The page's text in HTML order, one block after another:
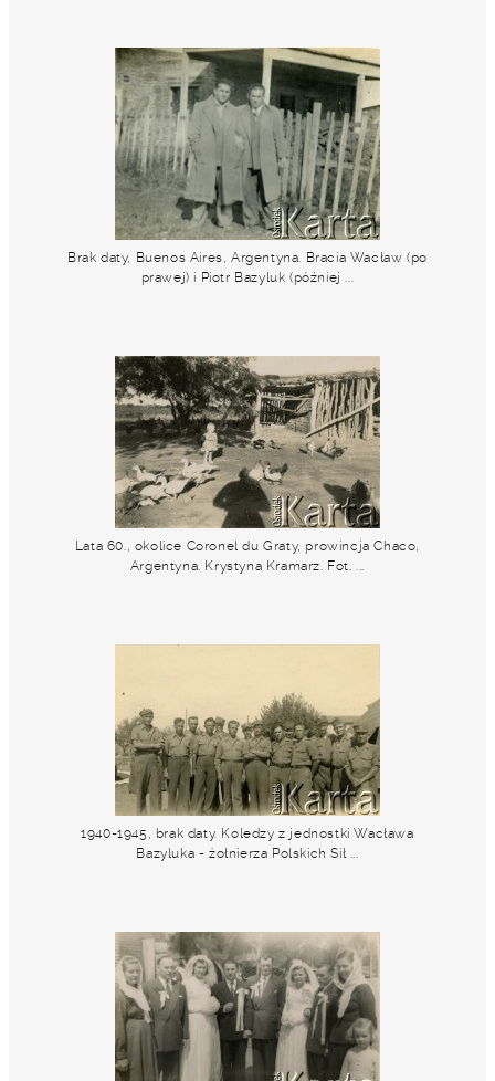
Brak daty, Buenos Aires, Argentyna. Bracia Wacław (po
prawej) i Piotr Bazyluk (później ...
Lata 60., okolice Coronel du Graty, prowincja Chaco,
Argentyna. Krystyna Kramarz. Fot. ...
1940-1945, brak daty. Koledzy z jednostki Wacława
Bazyluka - żołnierza Polskich Sił ...